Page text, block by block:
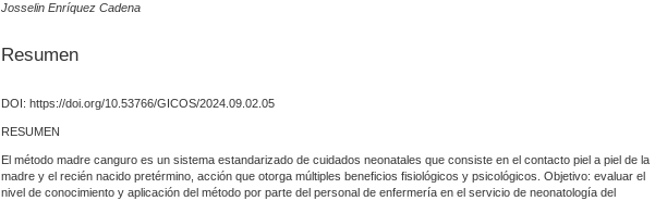
Josselin Enríquez Cadena
Resumen
DOI: https://doi.org/10.53766/GICOS/2024.09.02.05
RESUMEN
El método madre canguro es un sistema estandarizado de cuidados neonatales que consiste en el contacto piel a piel de la
madre y el recién nacido pretérmino, acción que otorga múltiples beneficios fisiológicos y psicológicos. Objetivo: evaluar el
nivel de conocimiento y aplicación del método por parte del personal de enfermería en el servicio de neonatología del